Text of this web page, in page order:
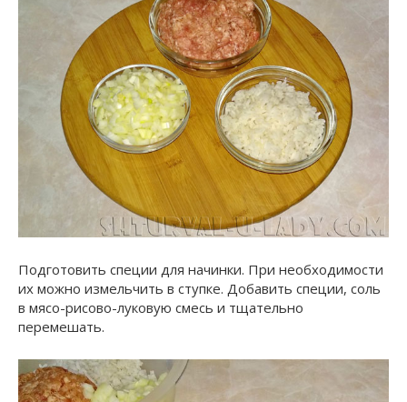
Подготовить специи для начинки. При необходимости
их можно измельчить в ступке. Добавить специи, соль
в мясо-рисово-луковую смесь и тщательно
перемешать.